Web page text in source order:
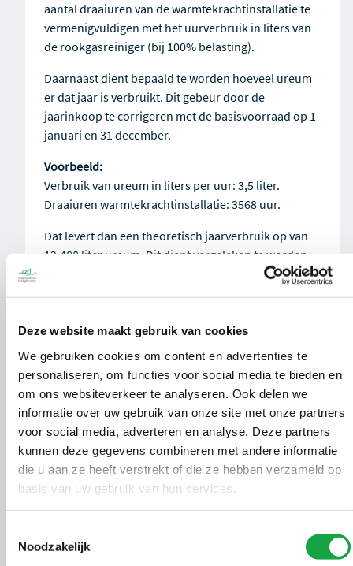
Deze website maakt gebruik van cookies
We gebruiken cookies om content en advertenties te
personaliseren, om functies voor social media te bieden en
om ons websiteverkeer te analyseren. Ook delen we
informatie over uw gebruik van onze site met onze partners
voor social media, adverteren en analyse. Deze partners
kunnen deze gegevens combineren met andere informatie
die u aan ze heeft verstrekt of die ze hebben verzameld op
basis van uw gebruik van hun services.
Noodzakelijk
aantal draaiuren van de warmtekrachtinstallatie te
vermenigvuldigen met het uurverbruik in liters van
de rookgasreiniger (bij 100% belasting).
Daarnaast dient bepaald te worden hoeveel ureum
er dat jaar is verbruikt. Dit gebeur door de
jaarinkoop te corrigeren met de basisvoorraad op 1
januari en 31 december.
Voorbeeld:
Verbruik van ureum in liters per uur: 3,5 liter.
Draaiuren warmtekrachtinstallatie: 3568 uur.
Dat levert dan een theoretisch jaarverbruik op van
12.488 liter ureum. Dit dient vergeleken te worden
met het gerealiseerde jaarverbruik van ureum.
Inkoop door het jaar heen: 11.500 liter
Hoeveelheid aanwezig ureum op 31 december: 1725
liter. Het verbruik is 11375 liter.
Met deze registratie is dan aangetoond dat het
aannemelijk is dat de rookgasreiniger continu in
werking is geweest ten tijde dat de
warmtekrachtinstallatie in bedrijf was.
Dit is de basis
van de informatie die overgelegd moet worden aan